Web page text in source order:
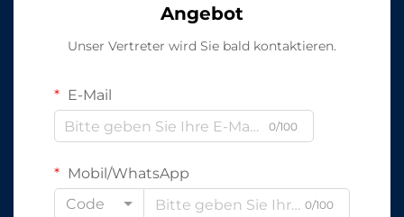
Angebot
Unser Vertreter wird Sie bald kontaktieren.
E-Mail
0/100
Mobil/WhatsApp
Code
0/100